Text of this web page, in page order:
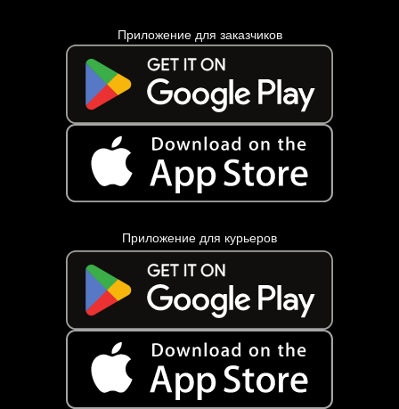
Приложение для заказчиков
Приложение для курьеров